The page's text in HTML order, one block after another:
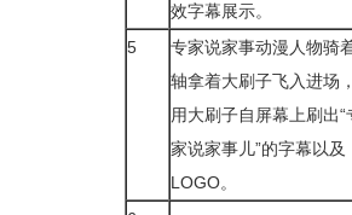
效字幕展示。
5
专家说家事动漫人物骑
轴拿着大刷子飞入进场
用大刷子自屏幕上刷出“
家说家事儿”的字幕以及
LOGO。